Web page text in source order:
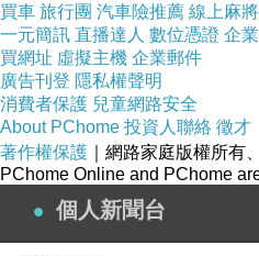
買車 旅行團 汽車險推薦 線上麻將
一元簡訊 直播達人 數位憑證 企
買網址 虛擬主機 企業郵件
廣告刊登 隱私權聲明
消費者保護 兒童網路安全
About PChome 投資人聯絡 徵才
著作權保護 ｜網路家庭版權所有
PChome Online and PChome
個人新聞台